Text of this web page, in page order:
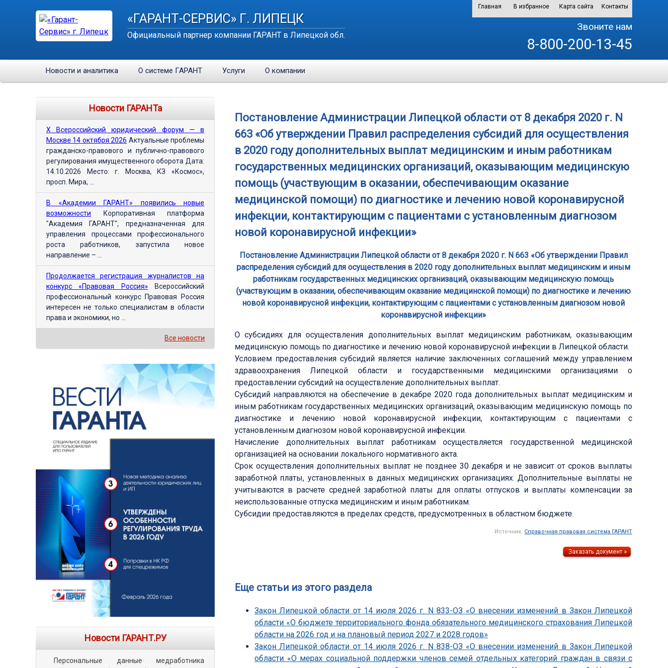
«ГАРАНТ-СЕРВИС» Г. ЛИПЕЦК
Официальный партнер компании ГАРАНТ в Липецкой обл.
Главная В избранное Карта сайта Контакты
Звоните нам
8-800-200-13-45
Новости и аналитика О системе ГАРАНТ Услуги О компании
Постановление Администрации Липецкой области от 8 декабря 2020 г. N
663 «Об утверждении Правил распределения субсидий для осуществления
в 2020 году дополнительных выплат медицинским и иным работникам
государственных медицинских организаций, оказывающим медицинскую
помощь (участвующим в оказании, обеспечивающим оказание
медицинской помощи) по диагностике и лечению новой коронавирусной
инфекции, контактирующим с пациентами с установленным диагнозом
новой коронавирусной инфекции»
Постановление Администрации Липецкой области от 8 декабря 2020 г. N 663 «Об утверждении Правил
распределения субсидий для осуществления в 2020 году дополнительных выплат медицинским и иным
работникам государственных медицинских организаций, оказывающим медицинскую помощь
(участвующим в оказании, обеспечивающим оказание медицинской помощи) по диагностике и лечению
новой коронавирусной инфекции, контактирующим с пациентами с установленным диагнозом новой
коронавирусной инфекции»
О субсидиях для осуществления дополнительных выплат медицинским работникам, оказывающим
медицинскую помощь по диагностике и лечению новой коронавирусной инфекции в Липецкой области.
Условием предоставления субсидий является наличие заключенных соглашений между управлением
здравоохранения Липецкой области и государственными медицинскими организациями о
предоставлении субсидий на осуществление дополнительных выплат.
Субсидий направляются на обеспечение в декабре 2020 года дополнительных выплат медицинским и
иным работникам государственных медицинских организаций, оказывающим медицинскую помощь по
диагностике и лечению новой коронавирусной инфекции, контактирующим с пациентами с
установленным диагнозом новой коронавирусной инфекции.
Начисление дополнительных выплат работникам осуществляется государственной медицинской
организацией на основании локального нормативного акта.
Срок осуществления дополнительных выплат не позднее 30 декабря и не зависит от сроков выплаты
заработной платы, установленных в данных медицинских организациях. Дополнительные выплаты не
учитываются в расчете средней заработной платы для оплаты отпусков и выплаты компенсации за
неиспользованные отпуска медицинским и иным работникам.
Субсидии предоставляются в пределах средств, предусмотренных в областном бюджете.
Источник: Справочная правовая система ГАРАНТ
Еще статьи из этого раздела
Закон Липецкой области от 14 июля 2026 г. N 833-ОЗ «О внесении изменений в Закон Липецкой
области «О бюджете территориального фонда обязательного медицинского страхования Липецкой
области на 2026 год и на плановый период 2027 и 2028 годов»
Закон Липецкой области от 14 июля 2026 г. N 838-ОЗ «О внесении изменений в Закон Липецкой
области «О мерах социальной поддержки членов семей отдельных категорий граждан в связи с
Новости ГАРАНТа
Х Всероссийский юридический форум — в
Москве 14 октября 2026 Актуальные проблемы
гражданско-правового и публично-правового
регулирования имущественного оборота Дата:
14.10.2026 Место: г. Москва, КЗ «Космос»,
просп. Мира, ...
В «Академии ГАРАНТ» появились новые
возможности Корпоративная платформа
"Академия ГАРАНТ", предназначенная для
управления процессами профессионального
роста работников, запустила новое
направление – ...
Продолжается регистрация журналистов на
конкурс «Правовая Россия» Всероссийский
профессиональный конкурс Правовая Россия
интересен не только специалистам в области
права и экономики, но ...
Все новости
Новости ГАРАНТ.РУ
Персональные данные медработника